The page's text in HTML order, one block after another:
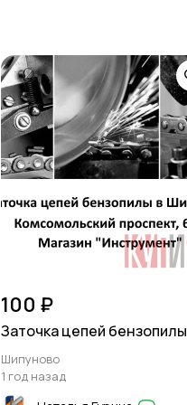
100 ₽
Заточка цепей бензопилы
Шипуново
1 год назад